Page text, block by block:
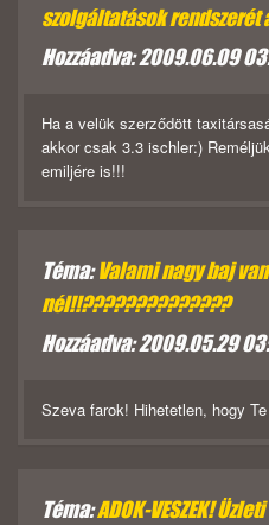
szolgáltatások rendszerét
Hozzáadva: 2009.06.09
Ha a velük szerződött
akkor csak 3.3 ischler:)
emiljére is!!!
Téma:Valami nagy baj
nél!!??????????????
Hozzáadva: 2009.05.29
Szeva farok! Hihetetlen, hogy
Téma:ADOK-VESZEK!